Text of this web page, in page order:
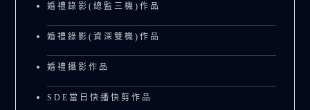
婚禮錄影(總監三機)作品
婚禮錄影(資深雙機)作品
婚禮攝影作品
SDE當日快播快剪作品